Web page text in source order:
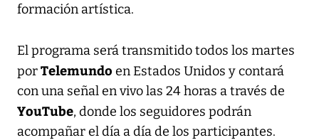
formación artística.
El programa será transmitido todos los martes
porTelemundo en Estados Unidos y contará
con una señal en vivo las 24 horas a través de
YouTube, donde los seguidores podrán
acompañar el día a día de los participantes.